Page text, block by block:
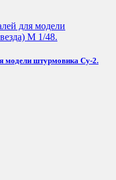
модели штурмовика Су-2.